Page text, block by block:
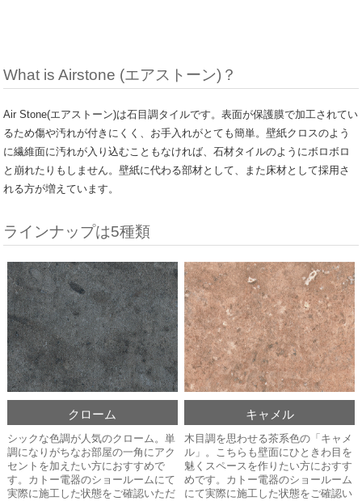
What is Airstone (エアストーン)？
Air Stone(エアストーン)は石目調タイルです。表面が保護膜で加工されてい
るため傷や汚れが付きにくく、お手入れがとても簡単。壁紙クロスのよう
に繊維面に汚れが入り込むこともなければ、石材タイルのようにボロボロ
と崩れたりもしません。壁紙に代わる部材として、また床材として採用さ
れる方が増えています。
ラインナップは5種類
クローム
シックな色調が人気のクローム。単
調になりがちなお部屋の一角にアク
セントを加えたい方におすすめで
す。カトー電器のショールームにて
実際に施工した状態をご確認いただ
キャメル
木目調を思わせる茶系色の「キャメ
ル」。こちらも壁面にひときわ目を
魅くスペースを作りたい方におすす
めです。カトー電器のショールーム
にて実際に施工した状態をご確認い